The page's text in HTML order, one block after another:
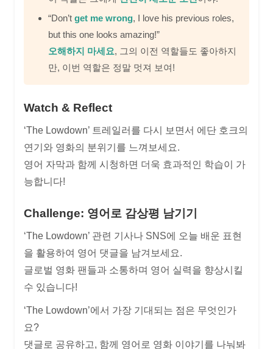
“Don’t get me wrong, I love his previous roles,
but this one looks amazing!”
오해하지 마세요, 그의 이전 역할들도 좋아하지
만, 이번 역할은 정말 멋져 보여!
Watch & Reflect
‘The Lowdown’ 트레일러를 다시 보면서 에단 호크의
연기와 영화의 분위기를 느껴보세요.
영어 자막과 함께 시청하면 더욱 효과적인 학습이 가
능합니다!
Challenge: 영어로 감상평 남기기
‘The Lowdown’ 관련 기사나 SNS에 오늘 배운 표현
을 활용하여 영어 댓글을 남겨보세요.
글로벌 영화 팬들과 소통하며 영어 실력을 향상시킬
수 있습니다!
‘The Lowdown’에서 가장 기대되는 점은 무엇인가
요?
댓글로 공유하고, 함께 영어로 영화 이야기를 나눠봐